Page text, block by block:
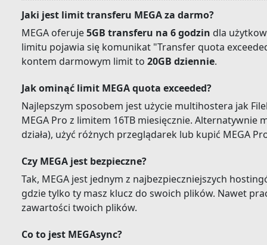
Jaki jest limit transferu MEGA za darmo?
MEGA oferuje5GB transferu na 6 godzin dla
limitu pojawia się komunikat "Transfer quota
kontem darmowym limit to 20GB dziennie.
Jak ominąć limit MEGA quota exceeded?
Najlepszym sposobem jest użycie multihostera jak
MEGA Pro z limitem 16TB miesięcznie. Alternatywnie
działa), użyć różnych przeglądarek lub kupić MEGA
Czy MEGA jest bezpieczne?
Tak, MEGA jest jednym z najbezpieczniejszych
gdzie tylko ty masz klucz do swoich plików. Nawet
zawartości twoich plików.
Co to jest MEGAsync?